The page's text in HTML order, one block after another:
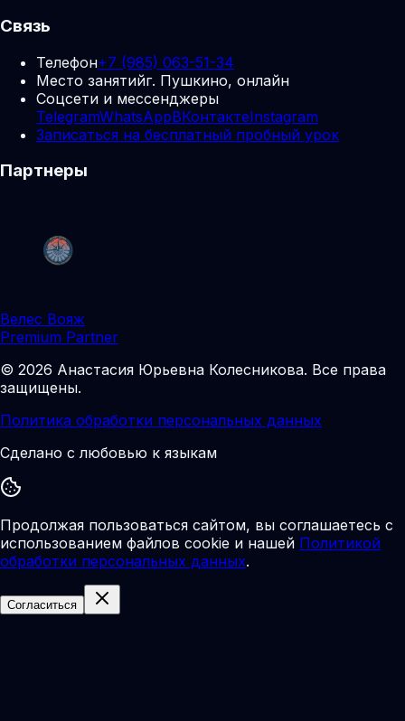
Связь
Телефон+7 (985) 063-51-34
Место занятийг. Пушкино, онлайн
Соцсети и мессенджеры
TelegramWhatsAppВКонтактеInstagram
Записаться на бесплатный пробный урок
Партнеры
Велес Вояж
Premium Partner
© 2026 Анастасия Юрьевна Колесникова. Все права
защищены.
Политика обработки персональных данных
Сделано с любовью к языкам
Продолжая пользоваться сайтом, вы соглашаетесь с
использованием файлов cookie и нашей Политикой
обработки персональных данных.
Согласиться